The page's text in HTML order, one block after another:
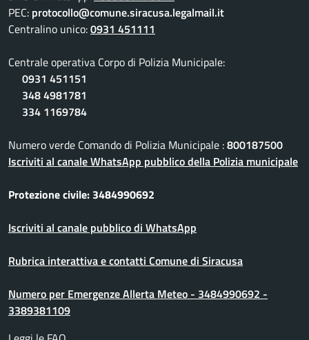
PEC: protocollo@comune.siracusa.legalmail.it
Centralino unico:0931 451111
Centrale operativa Corpo di Polizia Municipale:
0931 451151
348 4981781
334 1169784
Numero verde Comando di Polizia Municipale :800187500
Iscriviti al canale WhatsApp pubblico della Polizia municipale
Protezione civile: 3484990692
Iscriviti al canale pubblico di WhatsApp
Rubrica interattiva e contatti Comune di Siracusa
Numero per Emergenze Allerta Meteo - 3484990692 -
3389381109